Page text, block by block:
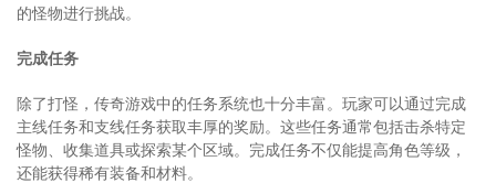
的怪物进行挑战。
完成任务
除了打怪，传奇游戏中的任务系统也十分丰富。玩家可以通过完成
主线任务和支线任务获取丰厚的奖励。这些任务通常包括击杀特定
怪物、收集道具或探索某个区域。完成任务不仅能提高角色等级，
还能获得稀有装备和材料。